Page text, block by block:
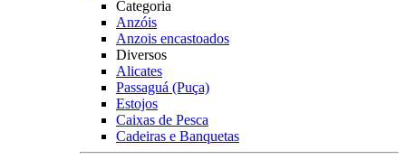
Categoria
Anzóis
Anzois encastoados
Diversos
Alicates
Passaguá (Puça)
Estojos
Caixas de Pesca
Cadeiras e Banquetas